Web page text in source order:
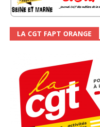
LA CGT FAPT ORANGE